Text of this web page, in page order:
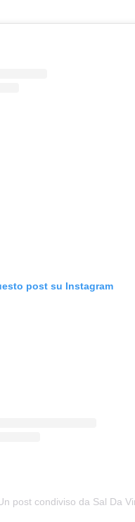
post su Instagram
post condiviso da Sal Da